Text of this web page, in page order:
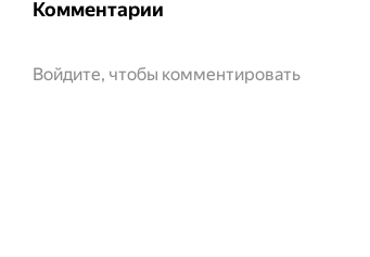
Комментарии
Войдите, чтобы комментировать